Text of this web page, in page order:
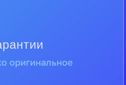
оригинальное